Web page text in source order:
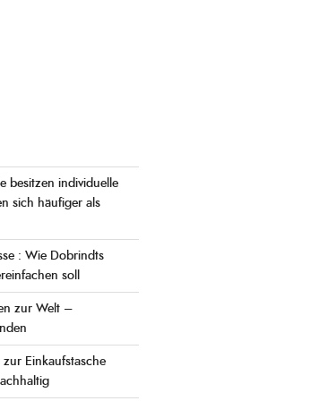
besitzen individuelle
sich häufiger als
: Wie Dobrindts
soll
zur Welt –
Einkaufstasche